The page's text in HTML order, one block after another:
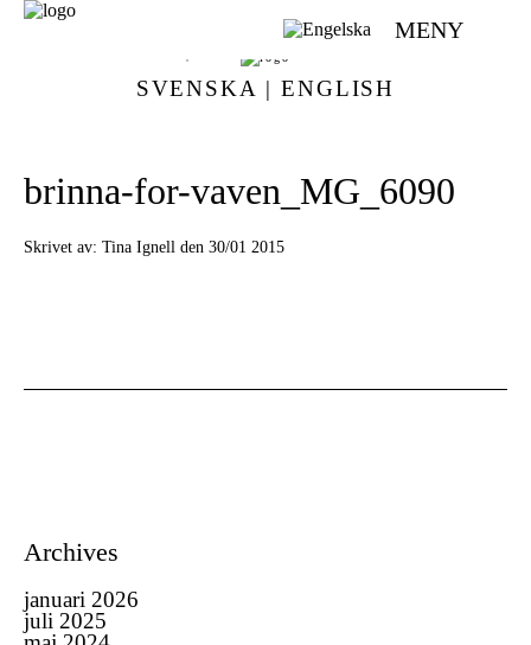
MENY
SVENSKA | ENGLISH
brinna-for-vaven_MG_6090
Skrivet av: Tina Ignell den 30/01 2015
Archives
januari 2026
juli 2025